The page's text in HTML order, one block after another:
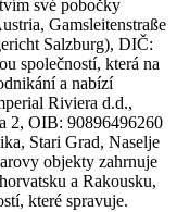
své pobočky
Gamsleitenstraße
Salzburg), DIČ:
společností, která na
a nabízí
Riviera d.d.,
2, OIB: 90896496260
Stari Grad, Naselje
objekty zahrnuje
a Rakousku,
které spravuje.